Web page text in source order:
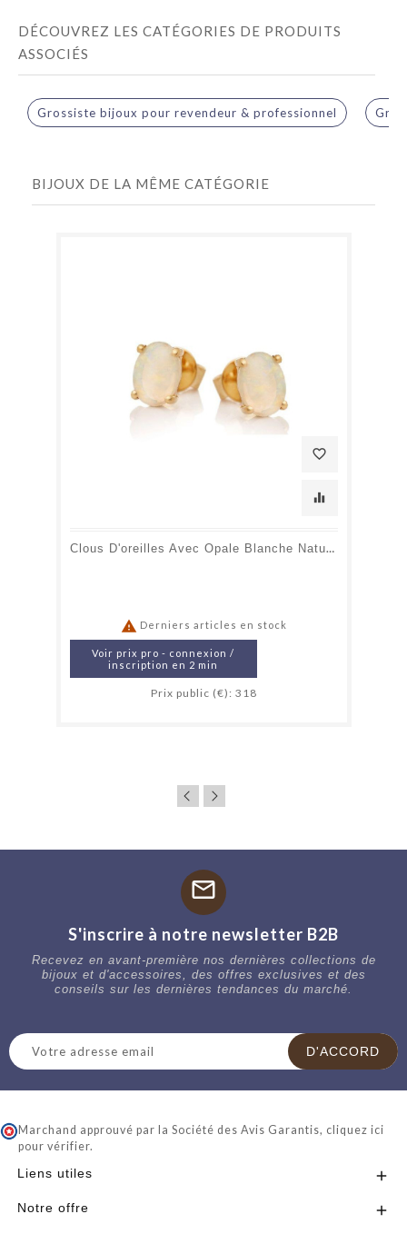
DÉCOUVREZ LES CATÉGORIES DE PRODUITS
ASSOCIÉS
Grossiste bijoux pour revendeur & professionnel
BIJOUX DE LA MÊME CATÉGORIE
favorite_border
equalizer
Clous D'oreilles Avec Opale Blanche Naturelle D'Australie Ovale, En Or 750
 Derniers articles en stock
Voir prix pro - connexion /
inscription en 2 min
Prix public (€): 318
mail
S'inscrire à notre newsletter B2B
Recevez en avant-première nos dernières collections de
bijoux et d'accessoires, des offres exclusives et des
conseils sur les dernières tendances du marché.
Marchand approuvé par la Société des Avis Garantis, cliquez ici
pour vérifier.
Liens utiles 
Notre offre 